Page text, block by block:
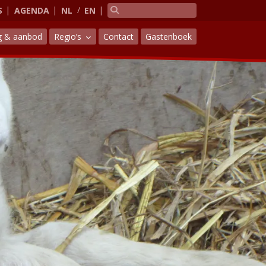
AGENDA NL EN
& aanbod Regio’s Contact Gastenboek